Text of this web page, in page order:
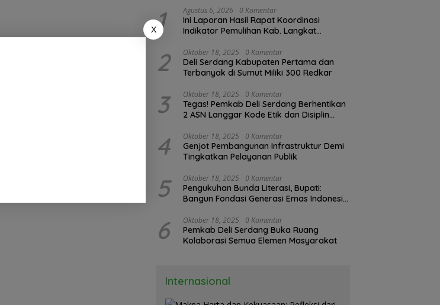
1 Agustus 6, 2026 0 Komentar
Ini Laporan Hasil Rapat Koordinasi
Indikator Pemulihan Kab. Langkat
2 Oktober 18, 2025 0 Komentar
Deli Serdang Kabupaten Pertama dan
Terbanyak di Sumut Miliki 300 Redkar
3 Oktober 18, 2025 0 Komentar
Tegas! Pemkab Deli Serdang Berhentikan
2 ASN Langgar Kode Etik dan Disiplin
4 Oktober 18, 2025 0 Komentar
Genjot Pembangunan Infrastruktur Demi
Tingkatkan Pelayanan Publik
5 Oktober 18, 2025 0 Komentar
Pengukuhan Bunda Literasi, Bupati:
Bangun Fondasi Generasi Emas Indonesia
6 Oktober 18, 2025 0 Komentar
Pemkab Deli Serdang Buka Ruang
Kolaborasi Semua Elemen Masyarakat
Internasional
X